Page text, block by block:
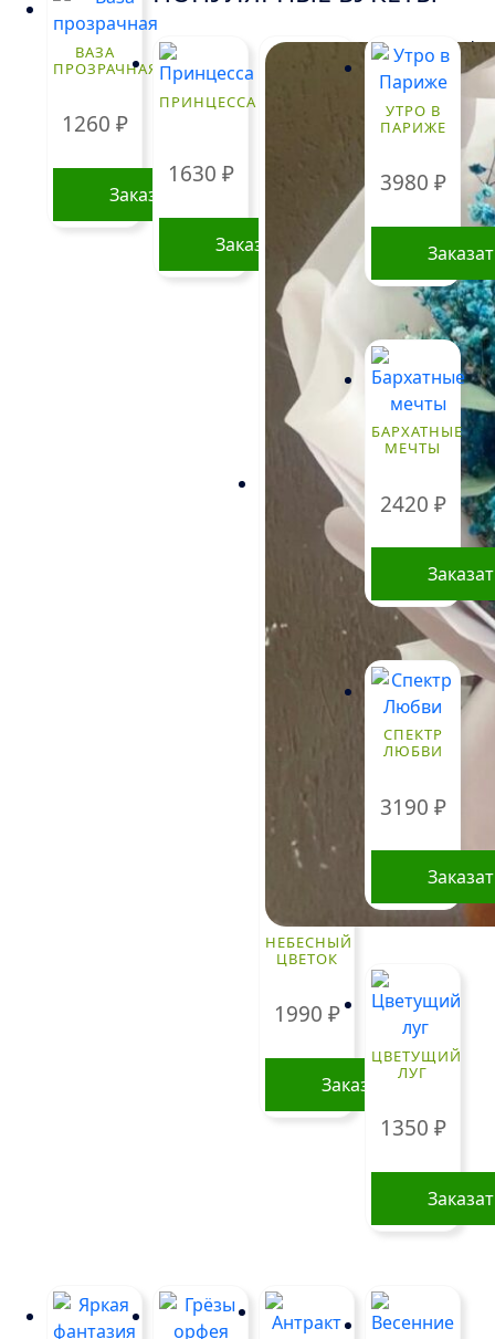
ВАЗА
ПРОЗРАЧНАЯ
1260 ₽
Заказать
ПРИНЦЕССА
1630 ₽
Заказать
НЕБЕСНЫЙ
ЦВЕТОК
1990 ₽
Заказать
УТРО В
ПАРИЖЕ
3980 ₽
БАРХАТНЫЕ
МЕЧТЫ
2420 ₽
СПЕКТР
ЛЮБВИ
3190 ₽
ЦВЕТУЩИЙ
ЛУГ
1350 ₽
!